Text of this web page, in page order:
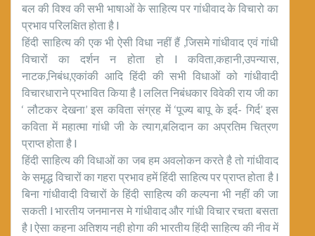
बल की विश्व की सभी भाषाओं के साहित्य पर गांधीवाद के विचारो का
प्रभाव परिलक्षित होता है l
हिंदी साहित्य की एक भी ऐसी विधा नहीं हैं ,जिसमे गांधीवाद एवं गांधी
विचारों का दर्शन न होता हो l कविता,कहानी,उपन्यास,
नाटक,निबंध,एकांकी आदि हिंदी की सभी विधाओं को गांधीवादी
विचारधाराने प्रभावित किया है l ललित निबंधकार विवेकी राय जी का
‘ लौटकर देखना’ इस कविता संग्रह में ‘पूज्य बापू के इर्द- गिर्द’ इस
कविता में महात्मा गांधी जी के त्याग,बलिदान का अप्रतिम चित्रण
प्राप्त होता है l
हिंदी साहित्य की विधाओं का जब हम अवलोकन करते है तो गांधीवाद
के समृद्ध विचारों का गहरा प्रभाव हमें हिंदी साहित्य पर प्राप्त होता है l
बिना गांधीवादी विचारों के हिंदी साहित्य की कल्पना भी नहीं की जा
सकती l भारतीय जनमानस मे गांधीवाद और गांधी विचार रचता बसता
है l ऐसा कहना अतिशय नही होगा की भारतीय हिंदी साहित्य की नीव में